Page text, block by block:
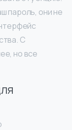
пароль, они не
С
но все